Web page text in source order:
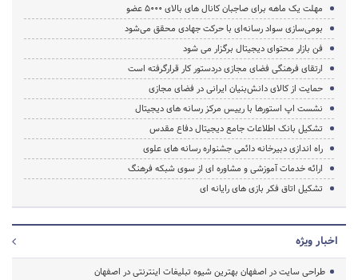
مهلت یک ماهه برای صاجبان کانال های بالای 5000 عضو
بومی‌سازی سواد رسانه‌ای با حرکت جهادی محقق می‌شود
فن بازار محتوای دیجیتال برگزار می شود
ارتقای فرهنگی فضای مجازی دردستور کار قرارگرفته است
حمایت از کالای دانش‌بنیان ایرانی در فضای مجازی
نشست اپ استورها با رییس مرکز رسانه های دیجیتال
تشکیل بانک اطلاعات جامع دیجیتال دفاع مقدس
راه اندازی دبیرخانه دائمی جشنواره رسانه های علوی
ارائه خدمات آموزشی و مشاوره ای از سوی شبکه فرهنگ
تشکیل اتاق فکر بازی های رایانه ای
اخبار ویژه
طراحی سایت در اصفهان بهترین شیوه تبلیغات اینترنتی در اصفهان